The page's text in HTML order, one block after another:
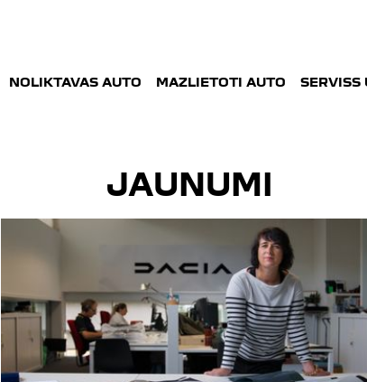
NOLIKTAVAS AUTO MAZLIETOTI AUTO SERVISS
JAUNUMI